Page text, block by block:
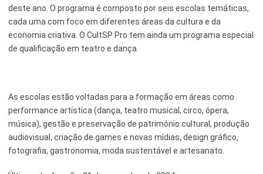
deste ano. O programa é composto por seis escolas temáticas,
cada uma com foco em diferentes áreas da cultura e da
economia criativa. O CultSP Pro tem ainda um programa especial
de qualificação em teatro e dança.
As escolas estão voltadas para a formação em áreas como
performance artística (dança, teatro musical, circo, ópera,
música), gestão e preservação de patrimônio cultural, produção
audiovisual, criação de games e novas mídias, design gráfico,
fotografia, gastronomia, moda sustentável e artesanato.